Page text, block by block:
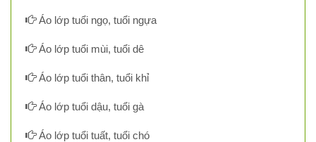
Áo lớp tuổi ngọ, tuổi ngựa
Áo lớp tuổi mùi, tuổi dê
Áo lớp tuổi thân, tuổi khỉ
Áo lớp tuổi dậu, tuổi gà
Áo lớp tuổi tuất, tuổi chó